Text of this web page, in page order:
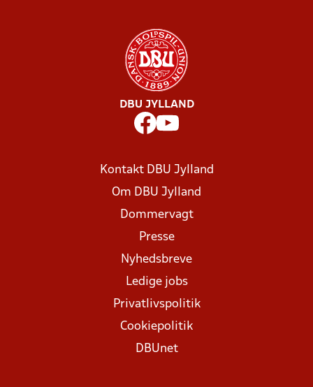
DBU JYLLAND
Kontakt DBU Jylland
Om DBU Jylland
Dommervagt
Presse
Nyhedsbreve
Ledige jobs
Privatlivspolitik
Cookiepolitik
DBUnet